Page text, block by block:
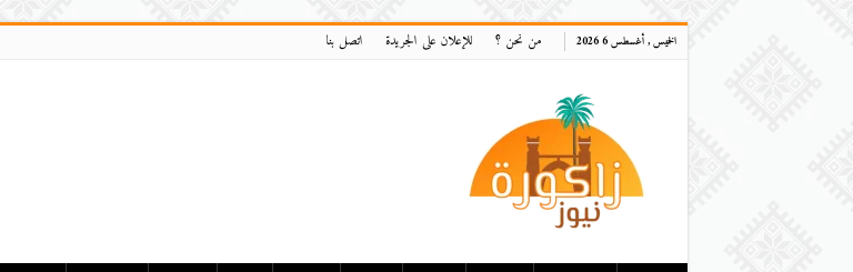
الخميس , أغسطس 6 2026 من نحن ؟ للإعلان على الجريدة اتصل بنا